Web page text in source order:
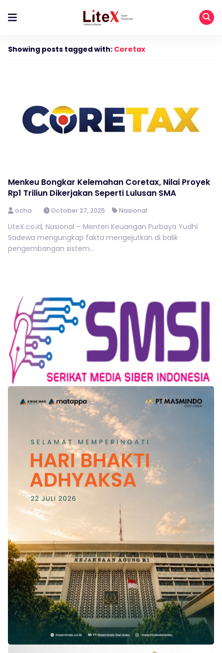
Showing posts tagged with: Coretax
Menkeu Bongkar Kelemahan Coretax, Nilai Proyek
Rp1 Triliun Dikerjakan Seperti Lulusan SMA
ocha October 27, 2025 Nasional
LiteX.co.id, Nasional – Menteri Keuangan Purbaya Yudhi
Sadewa mengungkap fakta mengejutkan di balik
pengembangan sistem...